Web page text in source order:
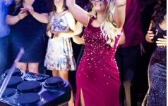
0